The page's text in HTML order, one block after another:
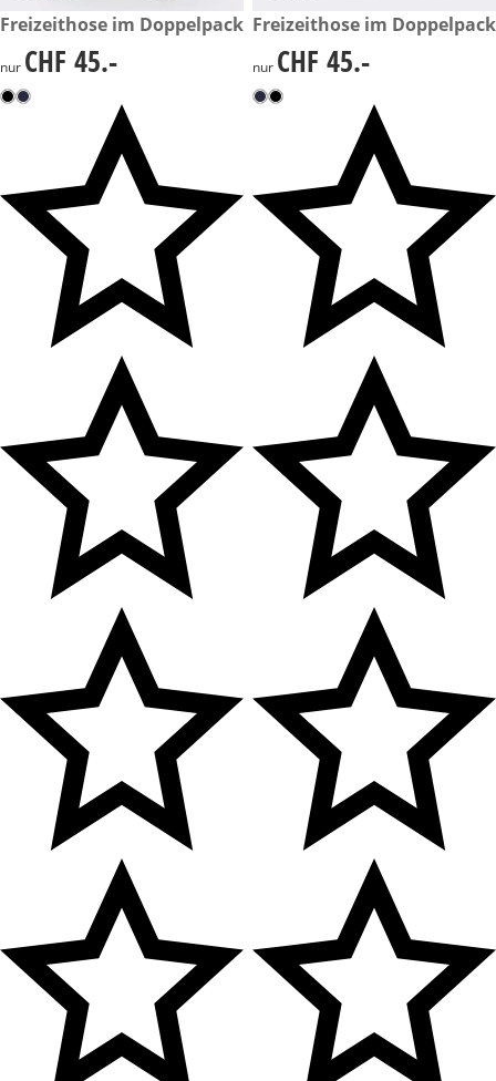
CHF 45.-
Freizeithose im Doppelpack
CHF 45.-
nur CHF 45.-
CHF 45.-
Freizeithose im Doppelpack
CHF 45.-
nur CHF 45.-